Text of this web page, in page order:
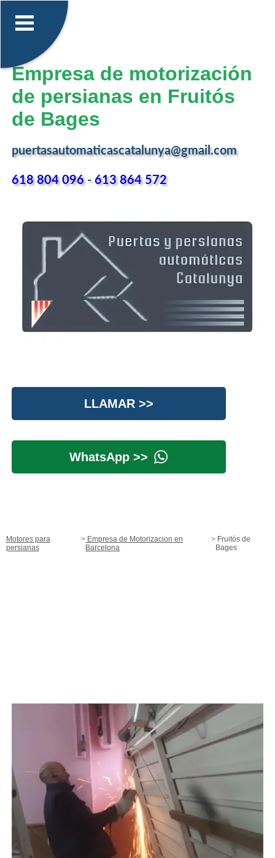
Empresa de motorización
de persianas en Fruitós
de Bages
puertasautomaticascatalunya@gmail.com
618 804 096-613 864 572
LLAMAR >>
WhatsApp >>
Motores para
persianas
Empresa de Motorizacion en
Barcelona
Fruitós de
Bages